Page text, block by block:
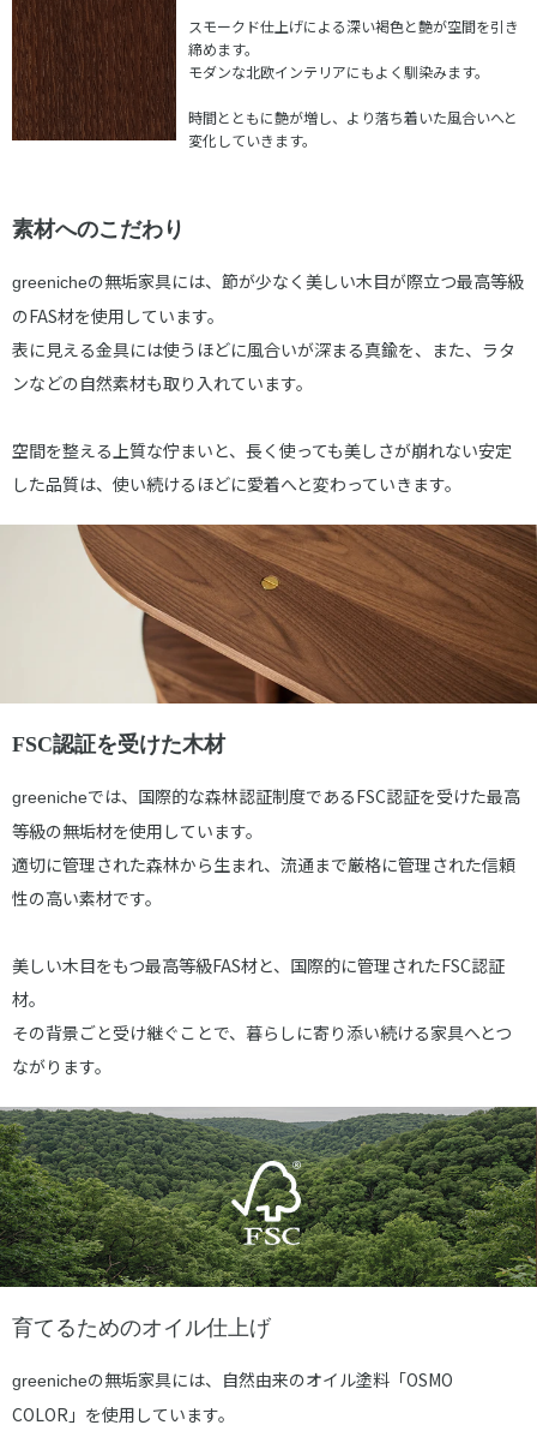
スモークド仕上げによる深い褐色と艶が空間を引き
締めます。
モダンな北欧インテリアにもよく馴染みます。
時間とともに艶が増し、より落ち着いた風合いへと
変化していきます。
素材へのこだわり
greenicheの無垢家具には、節が少なく美しい木目が際立つ最高等級
のFAS材を使用しています。
表に見える金具には使うほどに風合いが深まる真鍮を、また、ラタ
ンなどの自然素材も取り入れています。
空間を整える上質な佇まいと、長く使っても美しさが崩れない安定
した品質は、使い続けるほどに愛着へと変わっていきます。
FSC認証を受けた木材
greenicheでは、国際的な森林認証制度であるFSC認証を受けた最高
等級の無垢材を使用しています。
適切に管理された森林から生まれ、流通まで厳格に管理された信頼
性の高い素材です。
美しい木目をもつ最高等級FAS材と、国際的に管理されたFSC認証
材。
その背景ごと受け継ぐことで、暮らしに寄り添い続ける家具へとつ
ながります。
育てるためのオイル仕上げ
greenicheの無垢家具には、自然由来のオイル塗料「OSMO
COLOR」を使用しています。